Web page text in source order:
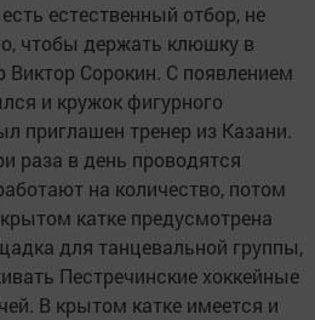
естественный отбор, не
чтобы держать клюшку в
Виктор Сорокин. С появлением
и кружок фигурного
приглашен тренер из Казани.
раза в день проводятся
на количество, потом
катке предусмотрена
для танцевальной группы,
Пестречинские хоккейные
В крытом катке имеется и